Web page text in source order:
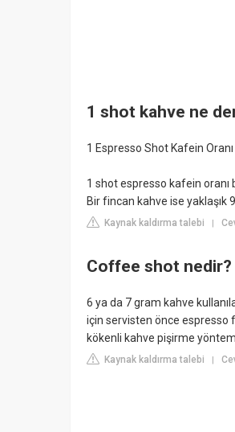
1 shot kahve ne
1 Espresso Shot Kafein Oranı
1 shot espresso kafein
Bir fincan kahve ise yaklaşık
Kaynak kaldırma talebi
Coffee shot nedir?
6 ya da 7 gram kahve
için servisten önce espresso
kökenli kahve pişirme
Kaynak kaldırma talebi